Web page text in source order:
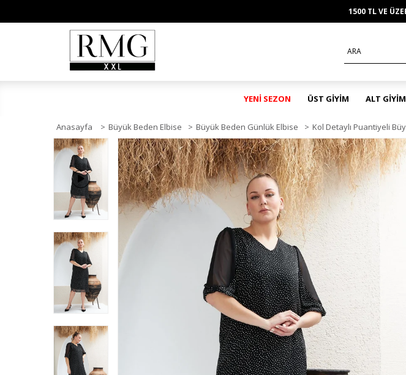
1500 TL VE
YENİ SEZON ÜST GİYİM ALT GİYİM
Anasayfa > Büyük Beden Elbise > Büyük Beden Günlük Elbise > Kol Detaylı Puantiyeli